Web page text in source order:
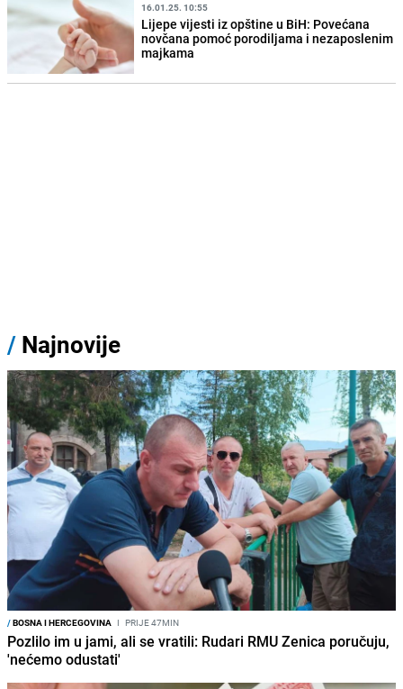
16.01.25. 10:55
Lijepe vijesti iz opštine u BiH: Povećana
novčana pomoć porodiljama i nezaposlenim
majkama
/ Najnovije
/BOSNA I HERCEGOVINA I PRIJE 47MIN
Pozlilo im u jami, ali se vratili: Rudari RMU Zenica poručuju,
'nećemo odustati'